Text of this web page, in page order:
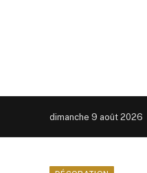
dimanche 9 août 2026